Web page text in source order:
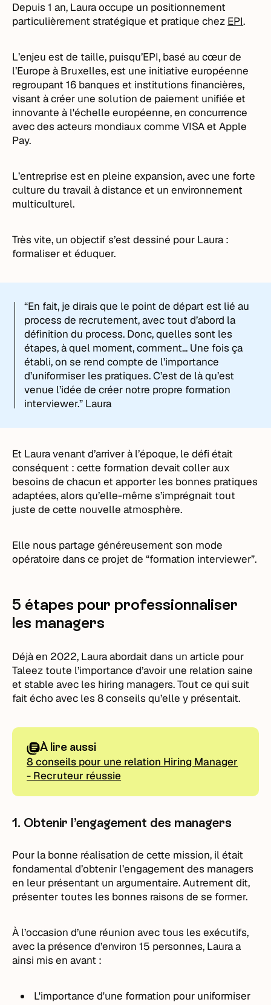
Depuis 1 an, Laura occupe un positionnement
particulièrement stratégique et pratique chez EPI.
L’enjeu est de taille, puisqu’EPI, basé au cœur de
l’Europe à Bruxelles, est une initiative européenne
regroupant 16 banques et institutions financières,
visant à créer une solution de paiement unifiée et
innovante à l'échelle européenne, en concurrence
avec des acteurs mondiaux comme VISA et Apple
Pay.
L’entreprise est en pleine expansion, avec une forte
culture du travail à distance et un environnement
multiculturel.
Très vite, un objectif s’est dessiné pour Laura :
formaliser et éduquer.
“En fait, je dirais que le point de départ est lié au
process de recrutement, avec tout d’abord la
définition du process. Donc, quelles sont les
étapes, à quel moment, comment... Une fois ça
établi, on se rend compte de l’importance
d’uniformiser les pratiques. C’est de là qu’est
venue l’idée de créer notre propre formation
interviewer.” Laura
Et Laura venant d’arriver à l’époque, le défi était
conséquent : cette formation devait coller aux
besoins de chacun et apporter les bonnes pratiques
adaptées, alors qu’elle-même s’imprégnait tout
juste de cette nouvelle atmosphère.
Elle nous partage généreusement son mode
opératoire dans ce projet de “formation interviewer”.
5 étapes pour professionnaliser
les managers
Déjà en 2022, Laura abordait dans un article pour
Taleez toute l’importance d’avoir une relation saine
et stable avec les hiring managers. Tout ce qui suit
fait écho avec les 8 conseils qu’elle y présentait.
À lire aussi
8 conseils pour une relation Hiring Manager
- Recruteur réussie
1. Obtenir l’engagement des managers
Pour la bonne réalisation de cette mission, il était
fondamental d’obtenir l’engagement des managers
en leur présentant un argumentaire. Autrement dit,
présenter toutes les bonnes raisons de se former.
À l’occasion d’une réunion avec tous les exécutifs,
avec la présence d’environ 15 personnes, Laura a
ainsi mis en avant :
L'importance d'une formation pour uniformiser